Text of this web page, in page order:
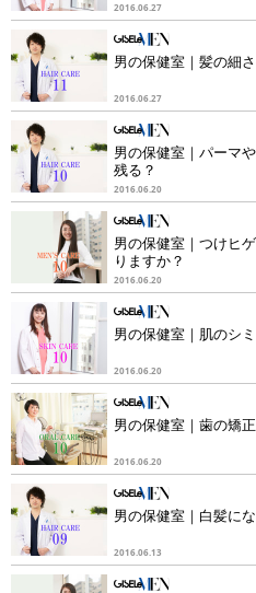
2016.06.27
男の保健室｜髪の細
2016.06.27
男の保健室｜パーマ
残る？
2016.06.20
男の保健室｜つけヒ
りますか？
2016.06.20
男の保健室｜肌のシ
2016.06.20
男の保健室｜歯の矯
2016.06.20
男の保健室｜白髪に
2016.06.13